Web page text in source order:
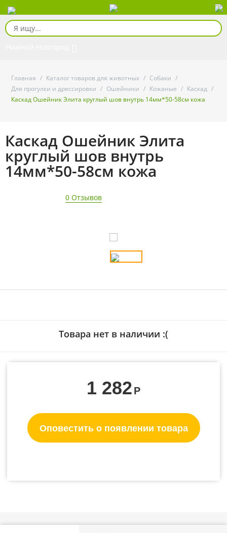
Главная / Каталог товаров для животных / Собаки /
Для прогулки и дрессировки / Ошейники / Кожаные / Каскад /
Каскад Ошейник Элита круглый шов внутрь 14мм*50-58см кожа
Каскад Ошейник Элита
круглый шов внутрь
14мм*50-58см кожа
0 Отзывов
Товара нет в наличии :(
1 282 Р
Оповестить о появлении товара